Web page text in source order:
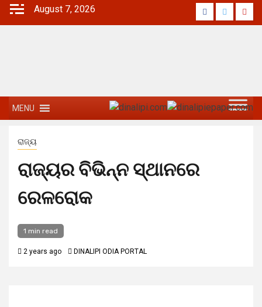
August 7, 2026
MENU
ରାଜ୍ୟ
ରାଜ୍ୟର ବିଭିନ୍ନ ସ୍ଥାନରେ
ରେଳରୋକ
1 min read
2 years ago DINALIPI ODIA PORTAL